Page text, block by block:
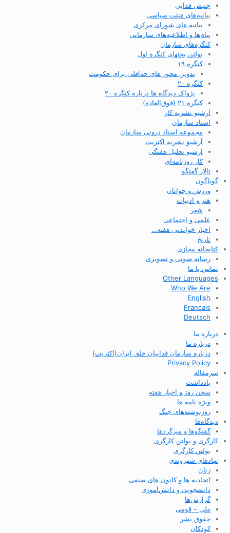
جنبش فدایی
بیانیه‌های هیئت سیاسی
بیانیه های شورای مرکزی
پیام‌ها و اطلاعیه‌های سازمانی
کنگره‌های سازمان
بولتن بحثهای کنگره اول
کنگره ۱۹
تدوین محور های حداقلی برای حکومت
کنگره ۲۰
پژواک دیدگاه ها درباره کنگره ۲۰
کنگره ۲۱ (فوق‌العاده)
آرشیو نشریه کار
اسناد سازمان
مجموعه اسناد درونی سازمان
آرشیو نشریه اکثریت
آرشیو تحلیل هفتگی
کار روزنامه‌ای
تالار گفتگو
گوناگون
ورزش و جوانان
هنر و ادبیات
شعر
علمی و اجتماعی
اخبار خواندنی هفته…
تاریخ
کتابخانه مجازی
رسانه صوتی و تصویری
تماس با ما
Other Languages
Who We Are
English
Francais
Deutsch
درباره ما
درباره ما
درباره سازمان فداییان خلق ایران(اکثریت)
Privacy Policy
سرمقاله
یادداشت
سخن روز و اخبار هفته
ویژه نامه ها
روزنوشته‌های جنگ
دیدگاه‌ها
گفتگوها و میزگردها
کارگری و بولتن کارگری
بولتن کارگری
نهادهای شهروندی
زنان
اتحادیه ها و کانون های صنفی
دانشجویی و دانش‌آموزی
گزارش‌ها
ملی – قومی
حقوق بشر
کودکان